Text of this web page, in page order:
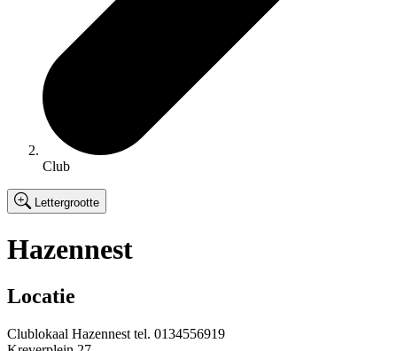
Club
Lettergrootte
Hazennest
Locatie
Clublokaal Hazennest tel. 0134556919